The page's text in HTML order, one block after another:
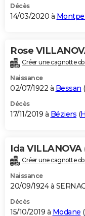
Décès
14/03/2020 à
Rose
Créer une cagnotte
Naissance
02/07/1922 à Bessan (
Décès
17/11/2019 à Béziers (
Ida VILLANOVA
Créer une cagnotte
Naissance
20/09/1924 à
Décès
15/10/2019 à Modane (